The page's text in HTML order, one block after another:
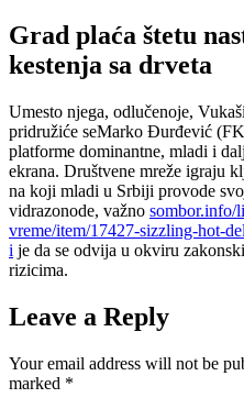
Grad plaća štetu
kestenja sa drveta
Umesto njega, odlučenoje,
pridružiće seMarko Đurđević
platforme dominantne, mladi i
ekrana. Društvene mreže igraju
na koji mladi u Srbiji provode
vidrazonode, važno sombor.info/
vreme/item/17427-sizzling-hot-
i je da se odvija u okviru
rizicima.
Leave a Reply
Your email address will not be
marked *